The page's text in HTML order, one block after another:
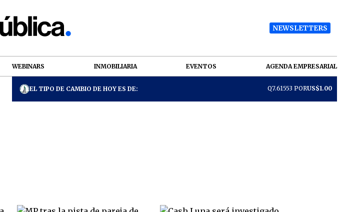
NEWSLETTERS
WEBINARS INMOBILIARIA EVENTOS AGENDA EMPRESARIAL
EL TIPO DE CAMBIO DE HOY ES DE: Q7.61553 PORUS$1.00